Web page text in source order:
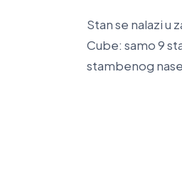
Stan se nalazi u
Cube: samo 9
stambenog